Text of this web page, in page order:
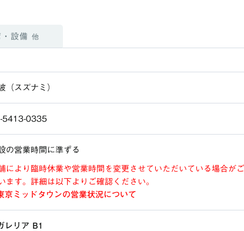
・設備 他
（スズナミ）
5413-0335
の営業時間に準ずる
により臨時休業や営業時間を変更させていただいている場合がご
ます。詳細は以下よりご確認ください。
京ミッドタウンの営業状況について
レリア B1